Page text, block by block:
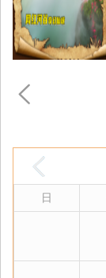
日